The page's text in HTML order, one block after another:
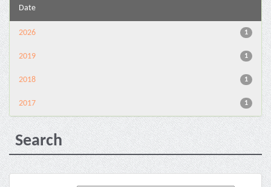
Date
1
2026
1
2019
1
2018
1
2017
Search